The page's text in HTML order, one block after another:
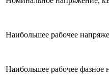
Наибольшее рабочее
Наибольшее рабочее фазное